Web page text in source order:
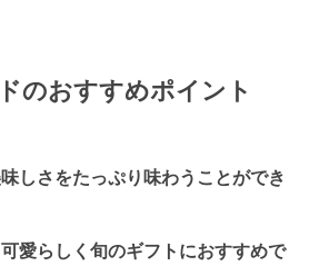
のおすすめポイント
しさをたっぷり味わうことができ
愛らしく旬のギフトにおすすめで